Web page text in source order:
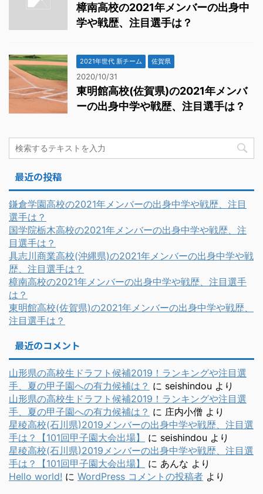
樟南高校の2021年メンバーの出身中
学や戦歴、注目選手は？
2021年世代 新チーム 佐賀県
2020/10/31
東明館高校(佐賀県)の2021年メンバ
ーの出身中学や戦歴、注目選手は？
最近の投稿
鎌倉学園高校の2021年メンバーの出身中学や戦歴、注目
選手は？
国学院栃木高校の2021年メンバーの出身中学や戦歴、注
目選手は？
具志川商業高校(沖縄県)の2021年メンバーの出身中学や戦
歴、注目選手は？
樟南高校の2021年メンバーの出身中学や戦歴、注目選手
は？
東明館高校(佐賀県)の2021年メンバーの出身中学や戦歴、
注目選手は？
最近のコメント
山形県の高校生ドラフト候補2019！ランキングや注目選
手、夏の甲子園への有力候補は？ に seishindou より
山形県の高校生ドラフト候補2019！ランキングや注目選
手、夏の甲子園への有力候補は？ に 庄内小僧 より
星稜高校(石川県)2019メンバーの出身中学や戦歴、注目選
手は？【101回甲子園大会出場】
に seishindou より
星稜高校(石川県)2019メンバーの出身中学や戦歴、注目選
手は？【101回甲子園大会出場】
に あんな より
Hello world! に WordPress コメントの投稿者 より